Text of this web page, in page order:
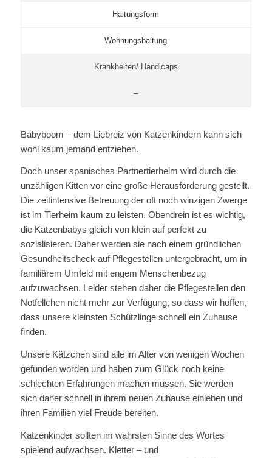
Haltungsform
Wohnungshaltung
Krankheiten/ Handicaps
–
Babyboom – dem Liebreiz von Katzenkindern kann sich
wohl kaum jemand entziehen.
Doch unser spanisches Partnertierheim wird durch die
unzähligen Kitten vor eine große Herausforderung gestellt.
Die zeitintensive Betreuung der oft noch winzigen Zwerge
ist im Tierheim kaum zu leisten. Obendrein ist es wichtig,
die Katzenbabys gleich von klein auf perfekt zu
sozialisieren. Daher werden sie nach einem gründlichen
Gesundheitscheck auf Pflegestellen untergebracht, um in
familiärem Umfeld mit engem Menschenbezug
aufzuwachsen. Leider stehen daher die Pflegestellen den
Notfellchen nicht mehr zur Verfügung, so dass wir hoffen,
dass unsere kleinsten Schützlinge schnell ein Zuhause
finden.
Unsere Kätzchen sind alle im Alter von wenigen Wochen
gefunden worden und haben zum Glück noch keine
schlechten Erfahrungen machen müssen. Sie werden
sich daher schnell in ihrem neuen Zuhause einleben und
ihren Familien viel Freude bereiten.
Katzenkinder sollten im wahrsten Sinne des Wortes
spielend aufwachsen. Kletter – und